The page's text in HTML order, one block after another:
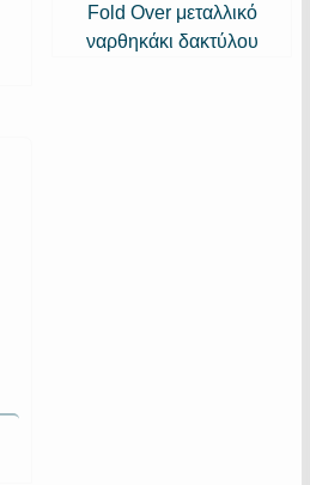
Fold Over μεταλλικό
ναρθηκάκι δακτύλου